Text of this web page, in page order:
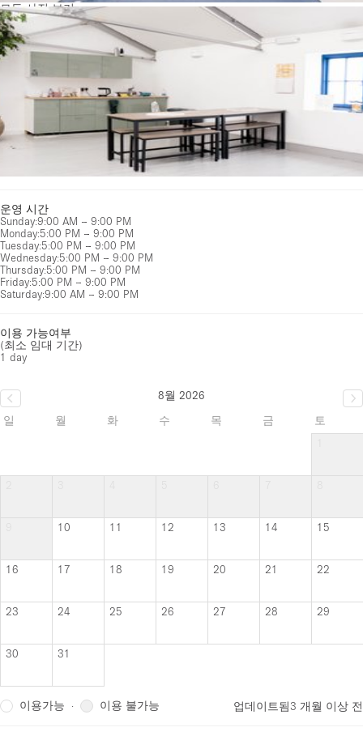
모든 사진 보기
운영 시간
Sunday:9:00 AM – 9:00 PM
Monday:5:00 PM – 9:00 PM
Tuesday:5:00 PM – 9:00 PM
Wednesday:5:00 PM – 9:00 PM
Thursday:5:00 PM – 9:00 PM
Friday:5:00 PM – 9:00 PM
Saturday:9:00 AM – 9:00 PM
이용 가능여부
(최소 임대 기간)
1 day
8월 2026
일
월 화 수 목 금
토
10 11 12 13 14 15
16 17 18 19 20 21 22
23 24 25 26 27 28 29
30 31
이용가능 · 이용 불가능 업데이트됨3 개월 이상 전